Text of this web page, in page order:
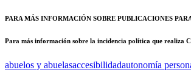
PARA MÁS INFORMACIÓN SOBRE PUBLICACIONES
Para más información sobre la incidencia política que realiza
abuelos y abuelasaccesibilidadautonomía